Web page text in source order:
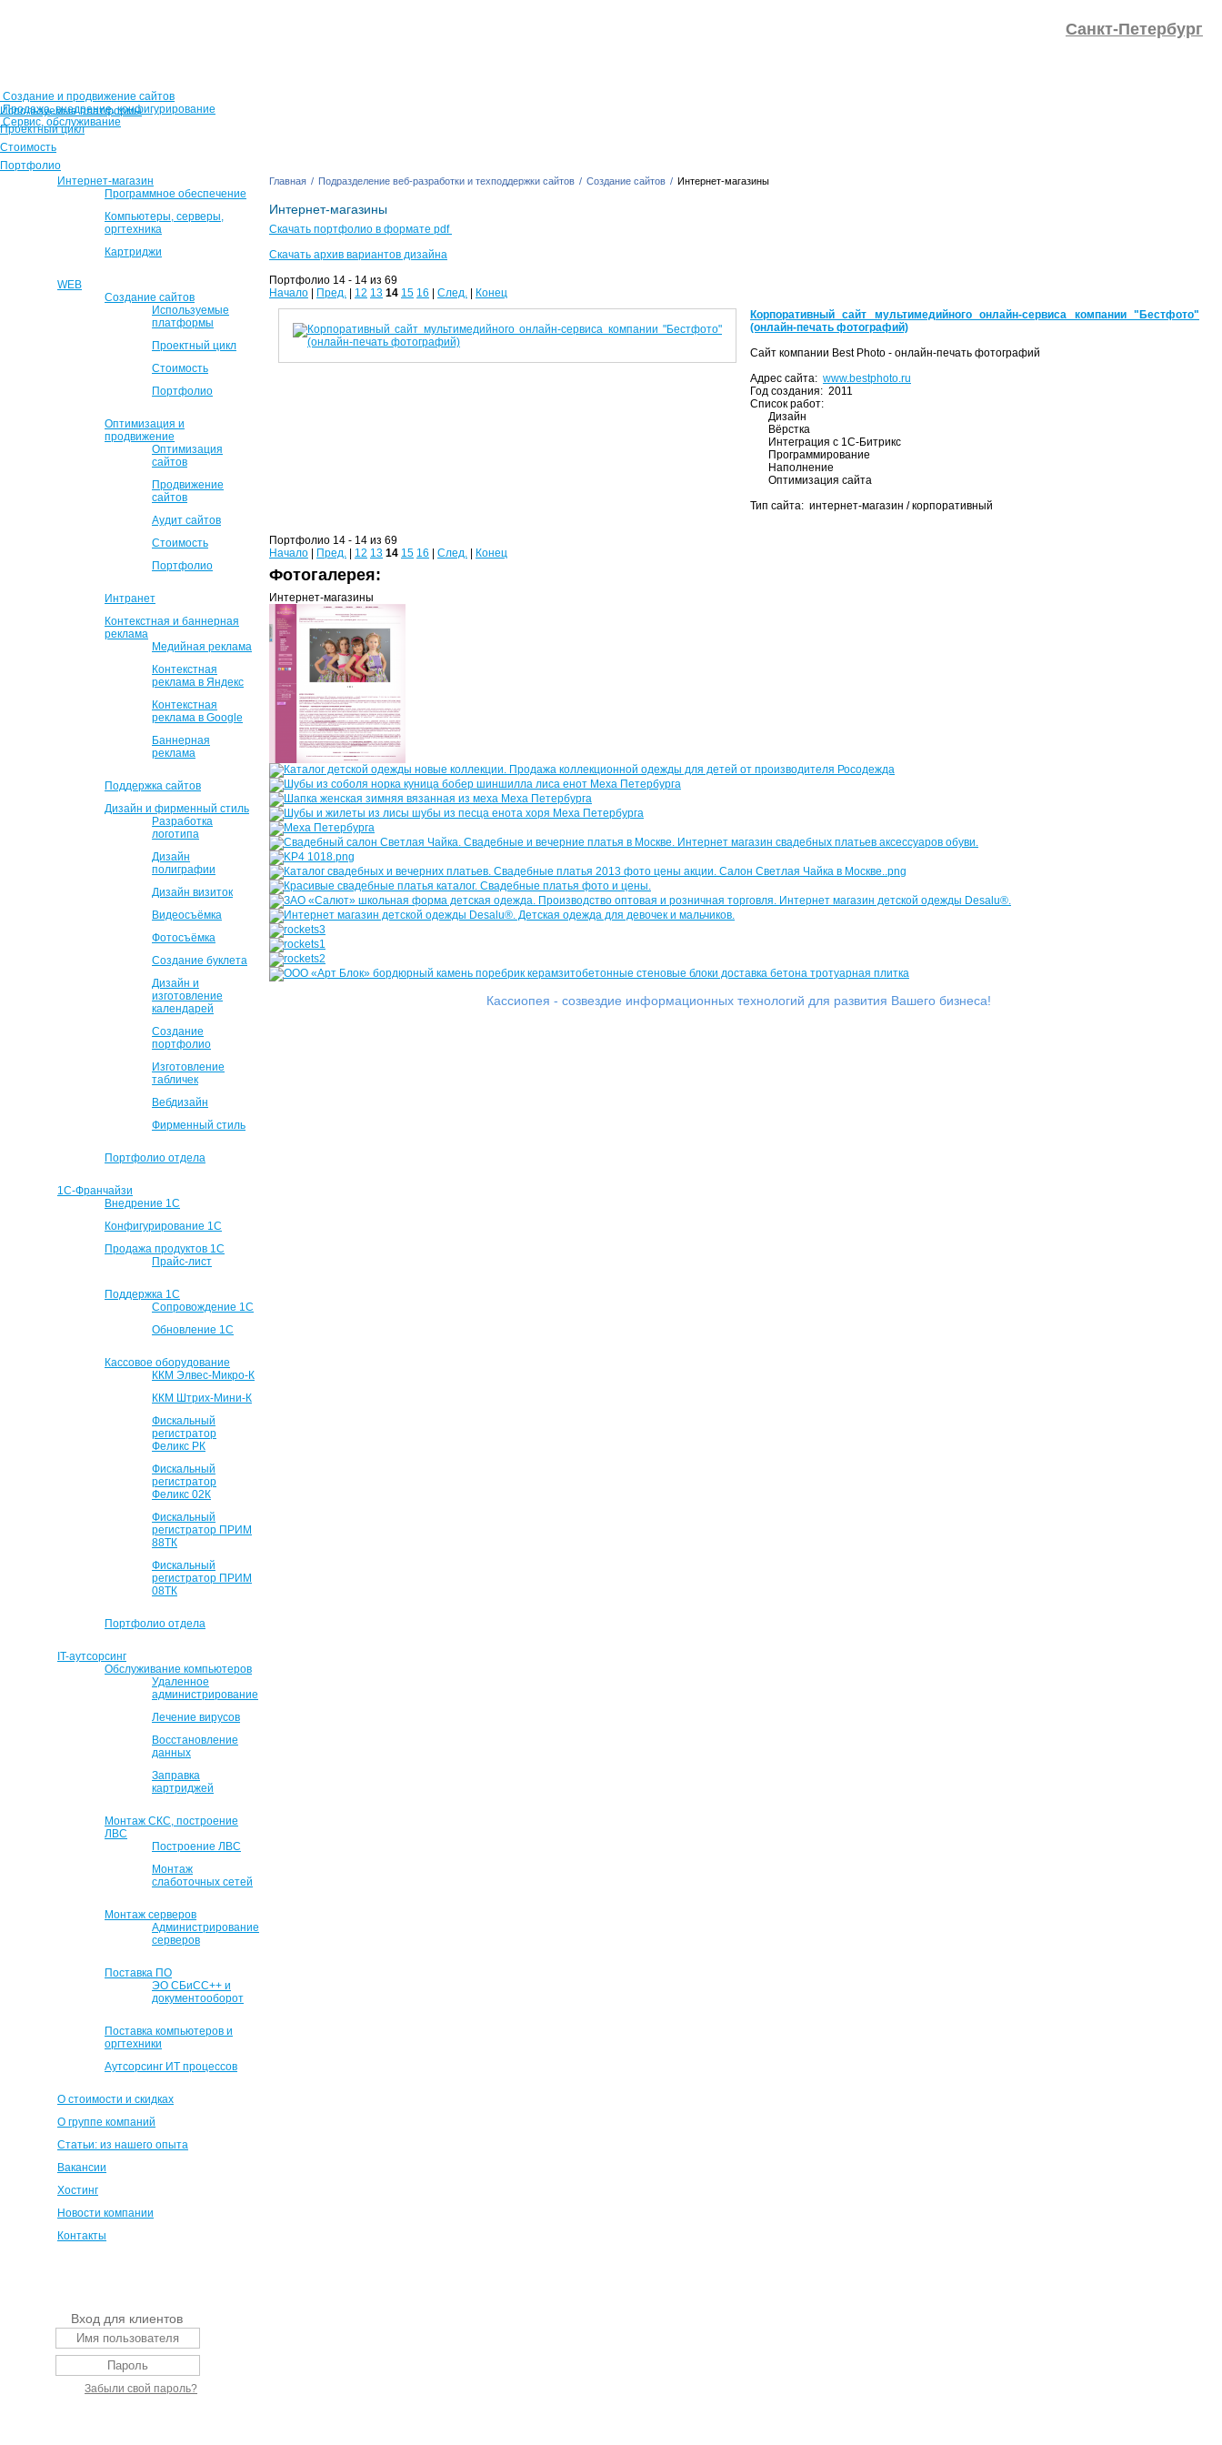
Санкт-Петербург
Создание и продвижение сайтов
Продажа, внедрение, конфигурирование
Сервис, обслуживание
Используемые платформы
Проектный цикл
Стоимость
Портфолио
Интернет-магазин
Программное обеспечение
Компьютеры, серверы,
оргтехника
Картриджи
WEB
Создание сайтов
Используемые
платформы
Проектный цикл
Стоимость
Портфолио
Оптимизация и
продвижение
Оптимизация
сайтов
Продвижение
сайтов
Аудит сайтов
Стоимость
Портфолио
Интранет
Контекстная и баннерная
реклама
Медийная реклама
Контекстная
реклама в Яндекс
Контекстная
реклама в Google
Баннерная
реклама
Поддержка сайтов
Дизайн и фирменный стиль
Разработка
логотипа
Дизайн
полиграфии
Дизайн визиток
Видеосъёмка
Фотосъёмка
Создание буклета
Дизайн и
изготовление
календарей
Создание
портфолио
Изготовление
табличек
Вебдизайн
Фирменный стиль
Портфолио отдела
1С-Франчайзи
Внедрение 1С
Конфигурирование 1С
Продажа продуктов 1С
Прайс-лист
Поддержка 1С
Сопровождение 1С
Обновление 1С
Кассовое оборудование
ККМ Элвес-Микро-К
ККМ Штрих-Мини-К
Фискальный
регистратор
Феликс РК
Фискальный
регистратор
Феликс 02К
Фискальный
регистратор ПРИМ
88ТК
Фискальный
регистратор ПРИМ
08ТК
Портфолио отдела
IT-аутсорсинг
Обслуживание компьютеров
Удаленное
администрирование
Лечение вирусов
Восстановление
данных
Заправка
картриджей
Монтаж СКС, построение
ЛВС
Построение ЛВС
Монтаж
слаботочных сетей
Монтаж серверов
Администрирование
серверов
Поставка ПО
ЭО СБиСС++ и
документооборот
Поставка компьютеров и
оргтехники
Аутсорсинг ИТ процессов
О стоимости и скидках
О группе компаний
Статьи: из нашего опыта
Вакансии
Хостинг
Новости компании
Контакты
Вход для клиентов
Забыли свой пароль?
Главная / Подразделение веб-разработки и техподдержки сайтов / Создание сайтов / Интернет-магазины
Интернет-магазины
Скачать портфолио в формате pdf
Скачать архив вариантов дизайна
Портфолио 14 - 14 из 69
Начало
Пред. 12 13 14 15 16 След.
Конец
Корпоративный сайт мультимедийного онлайн-сервиса компании "Бестфото"
(онлайн-печать фотографий)
Сайт компании Best Photo - онлайн-печать фотографий
Адрес сайта: www.bestphoto.ru
Год создания: 2011
Список работ:
Дизайн
Вёрстка
Интеграция с 1С-Битрикс
Программирование
Наполнение
Оптимизация сайта
Тип сайта: интернет-магазин / корпоративный
Портфолио 14 - 14 из 69
Начало
Пред. 12 13 14 15 16 След. Конец
Фотогалерея:
Интернет-магазины
Кассиопея - созвездие информационных технологий для развития Вашего бизнеса!